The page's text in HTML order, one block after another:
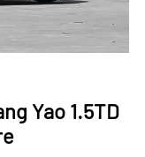
Yao 1.5TD